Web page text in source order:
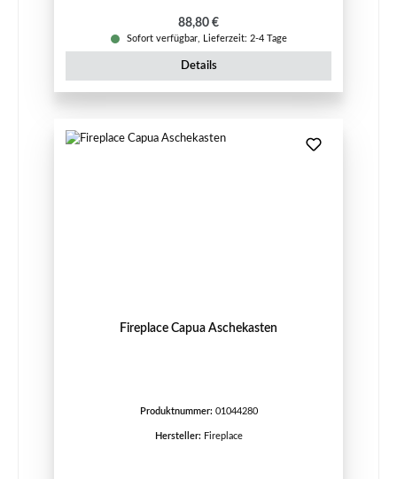
Regulärer Preis:
88,80 €
Sofort verfügbar, Lieferzeit: 2-4 Tage
Details
Fireplace Capua Aschekasten
Produktnummer: 01044280
Hersteller: Fireplace